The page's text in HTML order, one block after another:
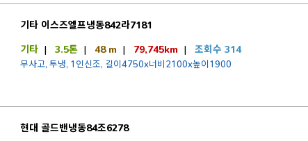
기타 이스즈엘프냉동842라7181
기타| 3.5톤| 48 m| 79,745km| 조회수 314
무사고, 투냉, 1인신조, 길이4750x너비2100x높이1900
현대 골드밴냉동84조6278